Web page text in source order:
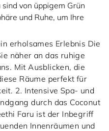
von üppigem Grün
und Ruhe, um Ihre
erholsames Erlebnis Die
näher an das ruhige
Mit Ausblicken, die
Räume perfekt für
2. Intensive Spa- und
durch das Coconut
Faru ist der Inbegriff
Innenräumen und